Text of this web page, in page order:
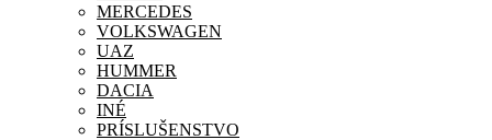
MERCEDES
VOLKSWAGEN
UAZ
HUMMER
DACIA
INÉ
PRÍSLUŠENSTVO